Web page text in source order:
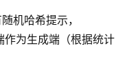
机哈希提示，
为生成端（根据统计